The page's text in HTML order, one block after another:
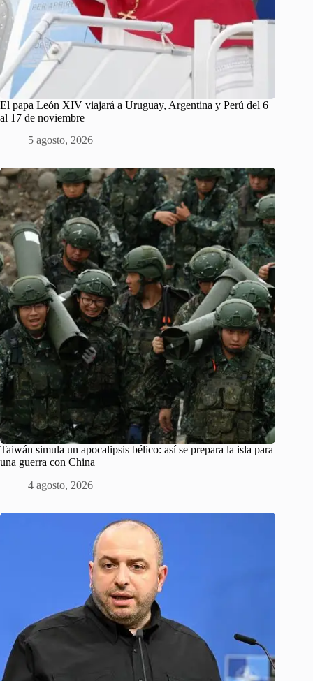
El papa León XIV viajará a Uruguay, Argentina y Perú del 6
al 17 de noviembre
5 agosto, 2026
Taiwán simula un apocalipsis bélico: así se prepara la isla para
una guerra con China
4 agosto, 2026